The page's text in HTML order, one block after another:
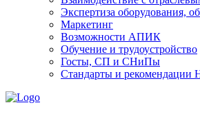
Экспертиза оборудования,
Маркетинг
Возможности АПИК
Обучение и трудоустройство
Госты, СП и СНиПы
Стандарты и